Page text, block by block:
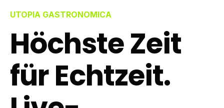
UTOPIA GASTRONOMICA
Höchste Zeit
für Echtzeit.